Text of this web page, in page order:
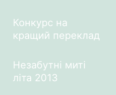
Конкурс на
кращий переклад
Незабутні миті
літа 2013